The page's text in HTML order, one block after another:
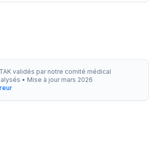
validés par notre comité médical
• Mise à jour mars 2026